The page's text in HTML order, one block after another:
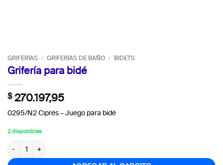
GRIFERÍAS / GRIFERÍAS DE BAÑO / BIDETS
Grifería para bidé
$270.197,95
0295/N2 Ciprés – Juego para bidé
2 disponibles
Grifería para bidé cantidad